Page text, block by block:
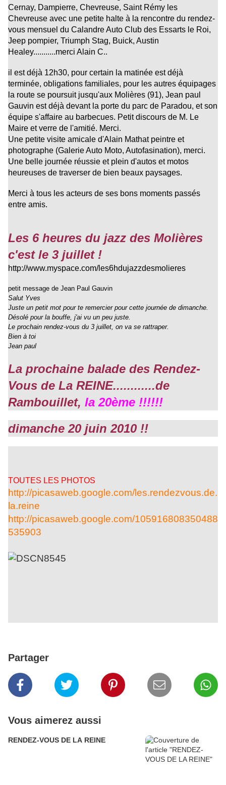
Cernay, Dampierre, Chevreuse, Saint Rémy les
Chevreuse avec une petite halte à la rencontre du rendez-
vous mensuel du Calandre Auto Club des Essarts le Roi,
Jeep pompier, Triumph Stag, Buick, Austin
Healey...........merci Alain C..
il est déjà 12h30, pour certain la matinée est déjà
terminée, obligations familiales, pour les autres équipages
la route se poursuit jusqu'aux Molières (91), Jean paul
Gauvin est déjà devant la porte du parc de Paradou, et son
équipe s'affaire au barbecues. Petit discours de M. Le
Maire et verre de l'amitié. Merci.
Une petite visite amicale d'Alain Mathat peintre et
photographe (Galerie Auto Moto, Autofasination), merci.
Une belle journée réussie et plein d'autos et motos
heureuses de traverser de bien beaux paysages.
Merci à tous les acteurs de ses bons moments passés
entre amis.
Les 6 heures du jazz des Molières
c'est le 3 juillet !
http://www.myspace.com/les6hdujazzdesmolieres
petit message de Jean Paul Gauvin
Salut Yves
Juste un petit mot pour te remercier pour cette journée de dimanche.
Désolé pour la bouffe, j'ai vu un peu juste.
Le prochain rendez-vous du 3 juillet, on va se rattraper.
Bien à toi
Jean paul
La prochaine balade des Rendez-
Vous de La REINE............de
Rambouillet, la 20ème !!!!!!
dimanche 20 juin 2010 !!
TOUTES LES PHOTOS
http://picasaweb.google.com/les.rendezvous.de.
la.reine
http://picasaweb.google.com/105916808350488
535903
Partager
Vous aimerez aussi
RENDEZ-VOUS DE LA REINE